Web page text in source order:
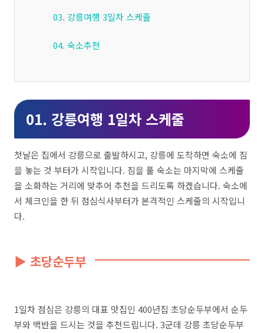
03. 강릉여행 3일차 스케줄
04. 숙소추천
01. 강릉여행 1일차 스케줄
첫날은 집에서 강릉으로 출발하시고, 강릉에 도착하면 숙소에 짐
을 놓는 것 부터가 시작입니다. 짐을 풀 숙소는 마지막에 스케줄
을 소화하는 거리에 맞추어 추천을 드리도록 하겠습니다. 숙소에
서 체크인을 한 뒤 점심식사부터가 본격적인 스케줄의 시작입니
다.
▶ 초당순두부
1일차 점심은 강릉의 대표 맛집인 400년집 초당순두부에서 순두
부와 백반을 드시는 것을 추천드립니다. 3군데 강릉 초당순두부